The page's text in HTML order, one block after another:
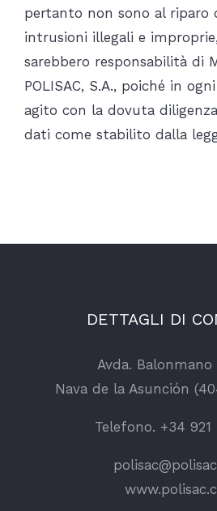
pertanto non sono al riparo
intrusioni illegali e
sarebbero responsabilità di
POLISAC, S.A., poiché in
agito con la dovuta
dati come stabilito dalla
DETTAGLI DI
Avda. Balonmano
Nava de la Asunción
Telefono. +34 921